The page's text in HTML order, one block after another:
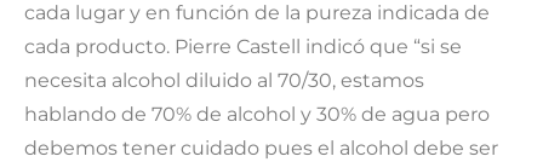
cada lugar y en función de la pureza indicada de
cada producto. Pierre Castell indicó que “si se
necesita alcohol diluido al 70/30, estamos
hablando de 70% de alcohol y 30% de agua pero
debemos tener cuidado pues el alcohol debe ser